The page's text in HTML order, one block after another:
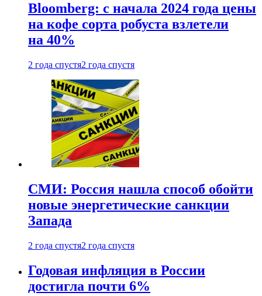
Bloomberg: с начала 2024 года цены
на кофе сорта робуста взлетели
на 40%
2 года спустя2 года спустя
СМИ: Россия нашла способ обойти
новые энергетические санкции
Запада
2 года спустя2 года спустя
Годовая инфляция в России
достигла почти 6%